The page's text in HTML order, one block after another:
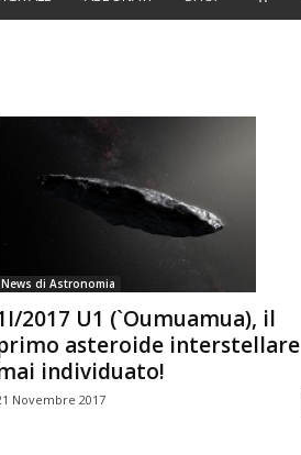
News di Astronomia
2017 U1 (`Oumuamua), il
asteroide interstellare
individuato!
Novembre 2017